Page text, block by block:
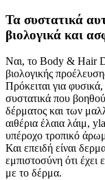
Τα συστατικά
βιολογικά και
Ναι, το Body & Hair
βιολογικής
Πρόκειται για
συστατικά που
δέρματος και των
αιθέρια έλαια λάιμ,
υπέροχο τροπικό
Και επειδή είναι
εμπιστοσύνη ότι έχει
με το δέρμα.